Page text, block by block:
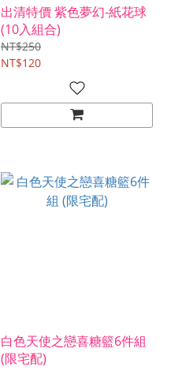
出清特價 紫色夢幻-紙花球
(10入組合)
NT$250
NT$120
白色天使之戀喜糖籃6件組
(限宅配)